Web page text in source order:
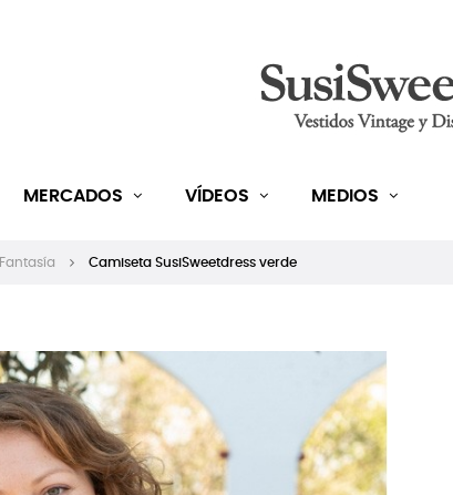
MERCADOS VÍDEOS MEDIOS
Fantasía Camiseta SusiSweetdress verde